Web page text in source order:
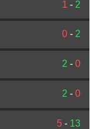
1 - 2
0 - 2
2 - 0
2 - 0
5 - 13